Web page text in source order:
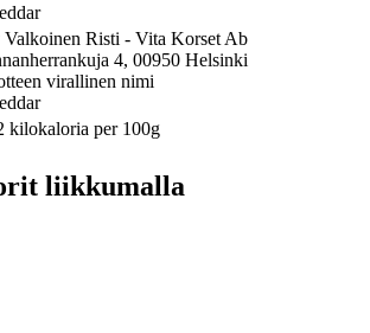
Valkoinen Risti - Vita Korset Ab
4, 00950 Helsinki
virallinen nimi
kilokaloria per 100g
liikkumalla